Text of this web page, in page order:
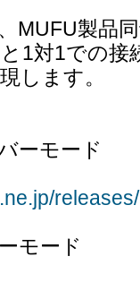
MUFU製品
1対1での接
します。
ーモード
モード